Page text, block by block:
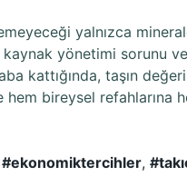
yalnızca
yönetimi sorunu
kattığında, taşın
bireysel refahlarına
#ekonomiktercihler,